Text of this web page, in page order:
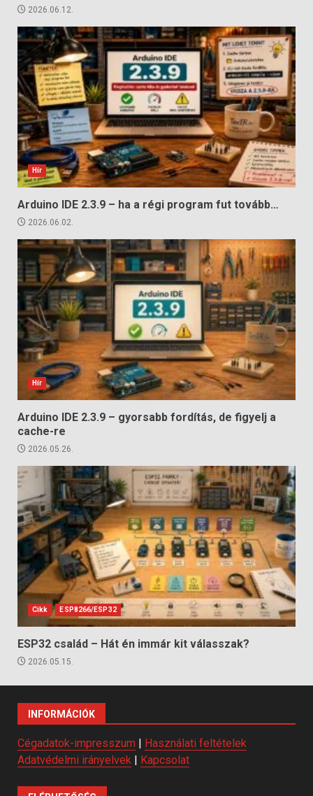
2026.06.12.
Hír
Arduino IDE 2.3.9 – ha a régi program fut tovább…
2026.06.02.
Hír
Arduino IDE 2.3.9 – gyorsabb fordítás, de figyelj a
cache-re
2026.05.26.
Cikk ESP8266/ESP32
ESP32 család – Hát én immár kit válasszak?
2026.05.15.
INFORMÁCIÓK
Cégadatok-impresszum
Használati feltételek
Adatvédelmi irányelvek
Kapcsolat